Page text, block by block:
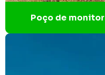
Estudo de impacto
Poço de